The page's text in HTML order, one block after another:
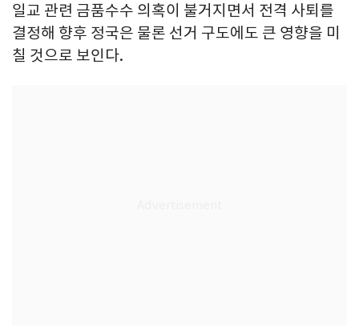
일교 관련 금품수수 의혹이 불거지면서 전격 사퇴를
결정해 향후 정국은 물론 선거 구도에도 큰 영향을 미
칠 것으로 보인다.